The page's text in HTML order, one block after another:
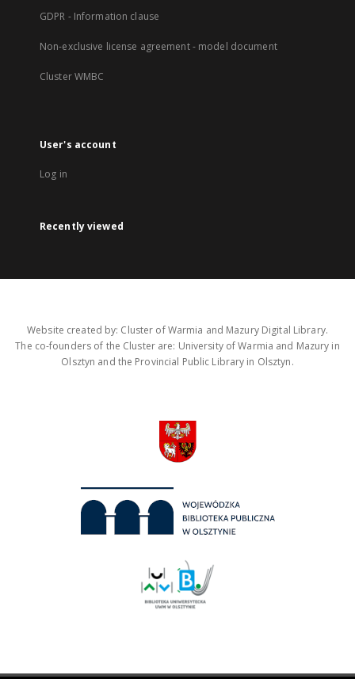
GDPR - Information clause
Non-exclusive license agreement - model document
Cluster WMBC
User's account
Log in
Recently viewed
Website created by: Cluster of Warmia and Mazury Digital Library.
The co-founders of the Cluster are: University of Warmia and Mazury in
Olsztyn and the Provincial Public Library in Olsztyn.